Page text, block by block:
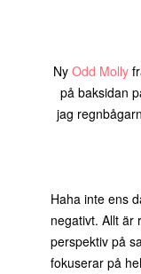
Ny Odd Molly
på baksidan
jag
Haha inte ens
negativt. Allt är
perspektiv på
fokuserar på